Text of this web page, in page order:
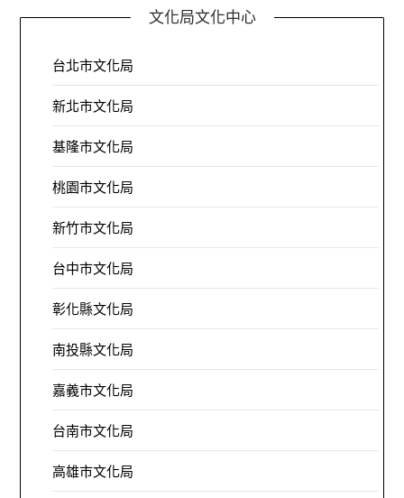
文化局文化中心
台北市文化局
新北市文化局
基隆市文化局
桃園市文化局
新竹市文化局
台中市文化局
彰化縣文化局
南投縣文化局
嘉義市文化局
台南市文化局
高雄市文化局